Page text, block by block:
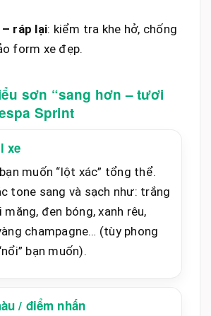
ráp lại: kiểm tra khe hở, chống
form xe đẹp.
sơn “sang hơn – tươi
Sprint
xe
muốn “lột xác” tổng thể.
tone sang và sạch như: trắng
măng, đen bóng, xanh rêu,
champagne… (tùy phong
bạn muốn).
/ điểm nhấn